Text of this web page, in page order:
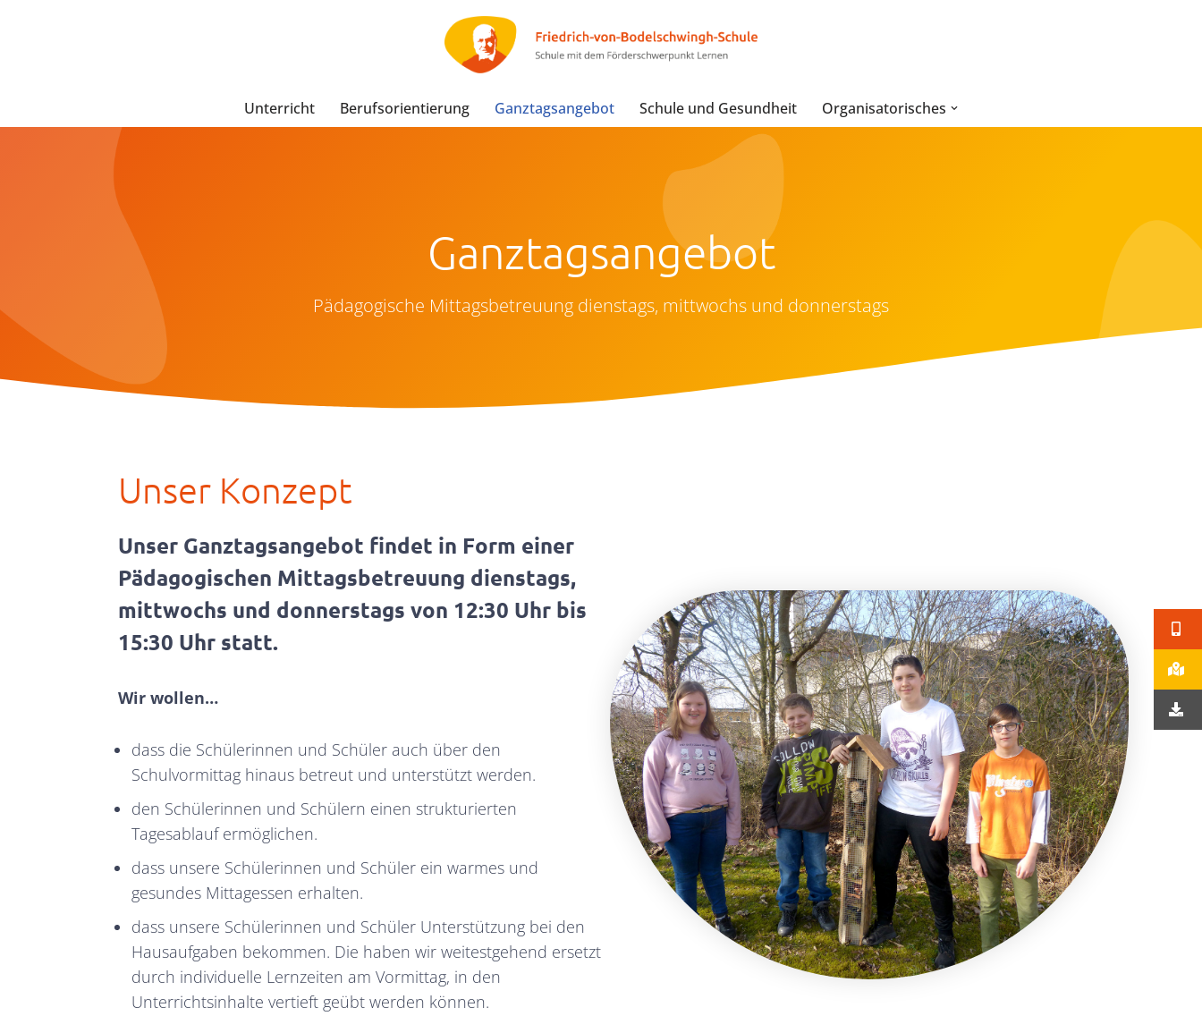
Inhalt
Unterricht Berufsorientierung Ganztagsangebot Schule und Gesundheit Organisatorisches
Ganztagsangebot
Pädagogische Mittagsbetreuung dienstags, mittwochs und donnerstags
Unser Konzept
Unser Ganztagsangebot findet in Form einer
Pädagogischen Mittagsbetreuung dienstags,
mittwochs und donnerstags von 12:30 Uhr bis
15:30 Uhr statt.
Wir wollen…
dass die Schülerinnen und Schüler auch über den
Schulvormittag hinaus betreut und unterstützt werden.
den Schülerinnen und Schülern einen strukturierten
Tagesablauf ermöglichen.
dass unsere Schülerinnen und Schüler ein warmes und
gesundes Mittagessen erhalten.
dass unsere Schülerinnen und Schüler Unterstützung bei den
Hausaufgaben bekommen. Die haben wir weitestgehend ersetzt
durch individuelle Lernzeiten am Vormittag, in den
Unterrichtsinhalte vertieft geübt werden können.